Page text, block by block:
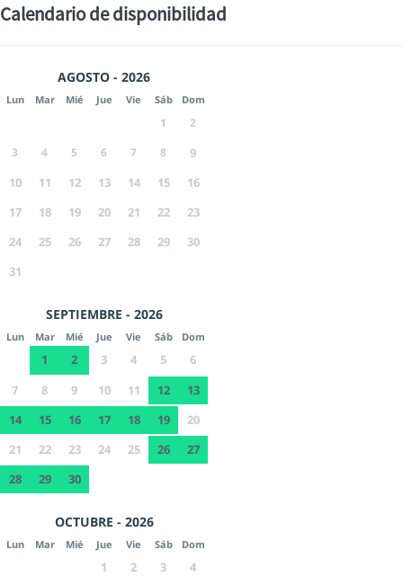
Calendario de disponibilidad
AGOSTO - 2026
Lun Mar Mié Jue Vie Sáb Dom
1
2
3
4 5 6 7 8
9
10
11 12 13 14 15
16
17
18 19 20 21 22
23
24
25 26 27 28 29
30
31
SEPTIEMBRE - 2026
Lun Mar Mié Jue Vie Sáb Dom
1 2 3 4 5
6
7
8 9 10 11 12
13
14
15 16 17 18 19
20
21
22 23 24 25 26
27
28
29 30
OCTUBRE - 2026
Lun Mar Mié Jue Vie Sáb Dom
1 2 3
4